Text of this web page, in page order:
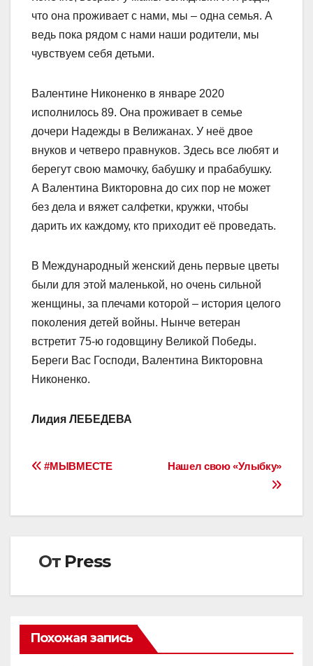
что она проживает с нами, мы – одна семья. А
ведь пока рядом с нами наши родители, мы
чувствуем себя детьми.
Валентине Никоненко в январе 2020
исполнилось 89. Она проживает в семье
дочери Надежды в Велижанах. У неё двое
внуков и четверо правнуков. Здесь все любят и
берегут свою мамочку, бабушку и прабабушку.
А Валентина Викторовна до сих пор не может
без дела и вяжет салфетки, кружки, чтобы
дарить их каждому, кто приходит её проведать.
В Международный женский день первые цветы
были для этой маленькой, но очень сильной
женщины, за плечами которой – история целого
поколения детей войны. Нынче ветеран
встретит 75-ю годовщину Великой Победы.
Береги Вас Господи, Валентина Викторовна
Никоненко.
Лидия ЛЕБЕДЕВА
Навигация
Нашел свою «Улыбку»
#МЫВМЕСТЕ
От Press
Похожая запись